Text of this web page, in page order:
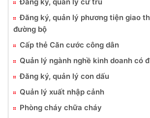
Đăng ký, quản lý phương tiện giao
đường bộ
Cấp thẻ Căn cước công dân
Quản lý ngành nghề kinh doanh có
Đăng ký, quản lý con dấu
Quản lý xuất nhập cảnh
Phòng cháy chữa cháy